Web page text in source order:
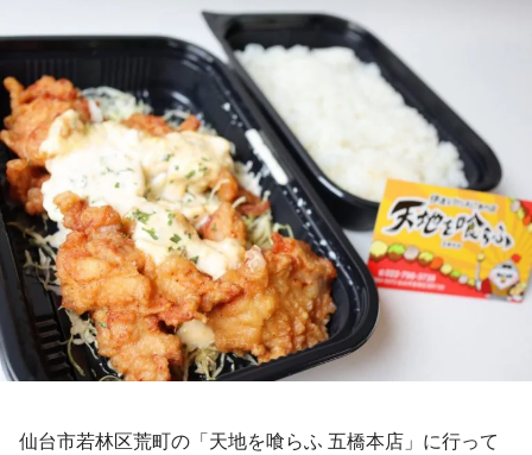
仙台市若林区荒町の「天地を喰らふ 五橋本店」に行って